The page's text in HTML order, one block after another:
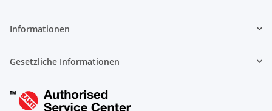
Informationen
Gesetzliche Informationen